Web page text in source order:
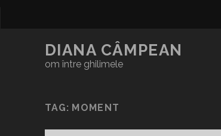
DIANA CÂMPEAN
om între ghilimele
TAG: MOMENT